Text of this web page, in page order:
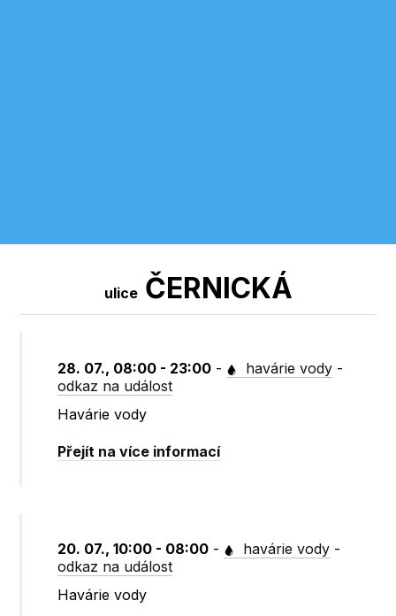
uliceČERNICKÁ
28. 07., 08:00 - 23:00 - havárie vody -
odkaz na událost
Havárie vody
Přejít na více informací
20. 07., 10:00 - 08:00 - havárie vody -
odkaz na událost
Havárie vody